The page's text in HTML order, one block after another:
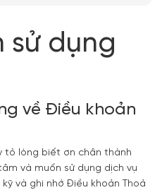
sử dụng
về Điều khoản
tỏ lòng biết ơn chân thành
và muốn sử dụng dịch vụ
và ghi nhớ Điều khoản Thoả